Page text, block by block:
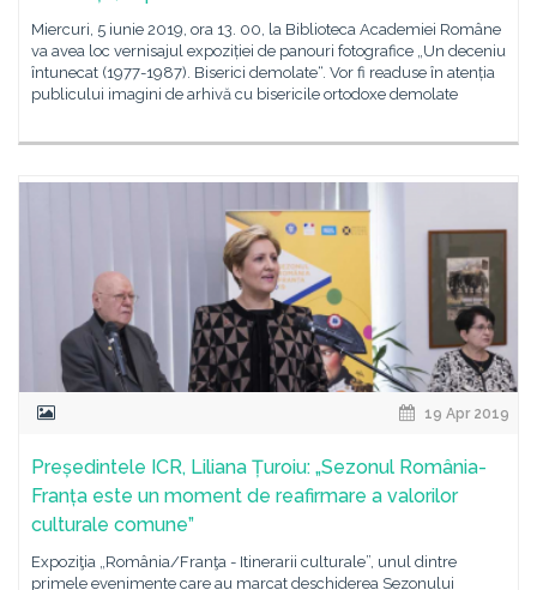
Miercuri, 5 iunie 2019, ora 13. 00, la Biblioteca Academiei Române
va avea loc vernisajul expoziției de panouri fotografice „Un deceniu
întunecat (1977-1987). Biserici demolate“. Vor fi readuse în atenția
publicului imagini de arhivă cu bisericile ortodoxe demolate
19 Apr 2019
Președintele ICR, Liliana Țuroiu: „Sezonul România-
Franța este un moment de reafirmare a valorilor
culturale comune”
Expoziţia „România/Franţa - Itinerarii culturale”, unul dintre
primele evenimente care au marcat deschiderea Sezonului